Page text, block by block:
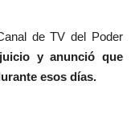
de TV del Poder
y anunció que
esos días.